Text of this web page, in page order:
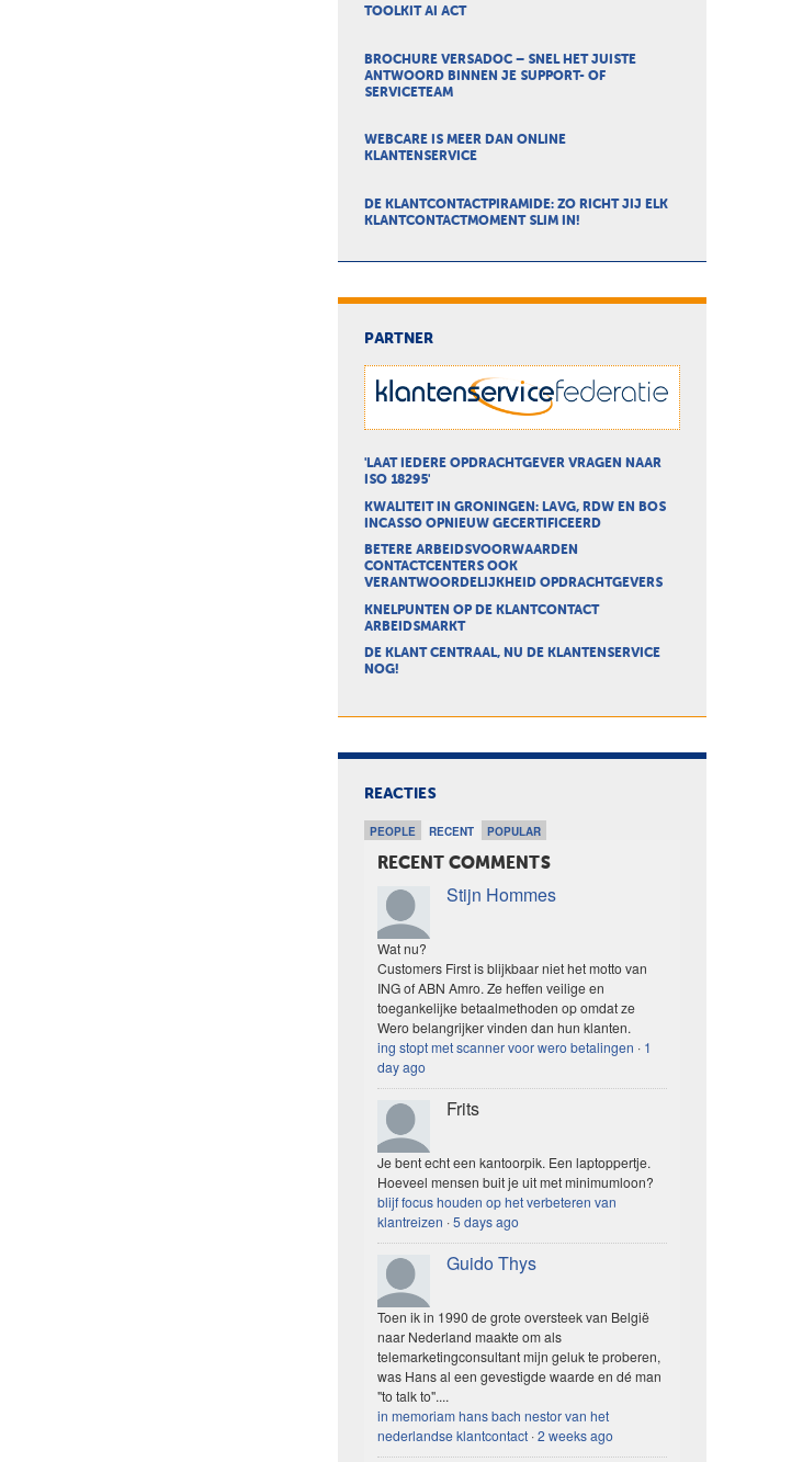
TOOLKIT AI ACT
BROCHURE VERSADOC – SNEL HET JUISTE
ANTWOORD BINNEN JE SUPPORT- OF
SERVICETEAM
WEBCARE IS MEER DAN ONLINE
KLANTENSERVICE
DE KLANTCONTACTPIRAMIDE: ZO RICHT JIJ ELK
KLANTCONTACTMOMENT SLIM IN!
PARTNER
'LAAT IEDERE OPDRACHTGEVER VRAGEN NAAR
ISO 18295'
KWALITEIT IN GRONINGEN: LAVG, RDW EN BOS
INCASSO OPNIEUW GECERTIFICEERD
BETERE ARBEIDSVOORWAARDEN
CONTACTCENTERS OOK
VERANTWOORDELIJKHEID OPDRACHTGEVERS
KNELPUNTEN OP DE KLANTCONTACT
ARBEIDSMARKT
DE KLANT CENTRAAL, NU DE KLANTENSERVICE
NOG!
REACTIES
PEOPLE RECENT POPULAR
RECENT COMMENTS
Stijn Hommes
Wat nu?
Customers First is blijkbaar niet het motto van
ING of ABN Amro. Ze heffen veilige en
toegankelijke betaalmethoden op omdat ze
Wero belangrijker vinden dan hun klanten.
ing stopt met scanner voor wero betalingen · 1
day ago
Frits
Je bent echt een kantoorpik. Een laptoppertje.
Hoeveel mensen buit je uit met minimumloon?
blijf focus houden op het verbeteren van
klantreizen ·5 days ago
Guido Thys
Toen ik in 1990 de grote oversteek van België
naar Nederland maakte om als
telemarketingconsultant mijn geluk te proberen,
was Hans al een gevestigde waarde en dé man
"to talk to"....
in memoriam hans bach nestor van het
nederlandse klantcontact ·2 weeks ago